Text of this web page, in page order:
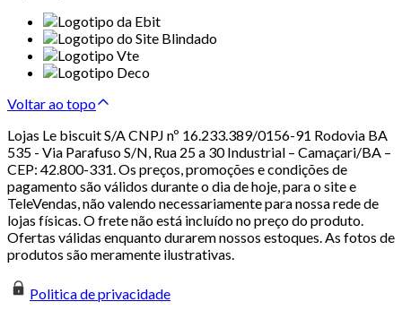
Voltar ao topo
Lojas Le biscuit S/A CNPJ nº 16.233.389/0156-91 Rodovia BA
535 - Via Parafuso S/N, Rua 25 a 30 Industrial – Camaçari/BA –
CEP: 42.800-331. Os preços, promoções e condições de
pagamento são válidos durante o dia de hoje, para o site e
TeleVendas, não valendo necessariamente para nossa rede de
lojas físicas. O frete não está incluído no preço do produto.
Ofertas válidas enquanto durarem nossos estoques. As fotos de
produtos são meramente ilustrativas.
Politica de privacidade